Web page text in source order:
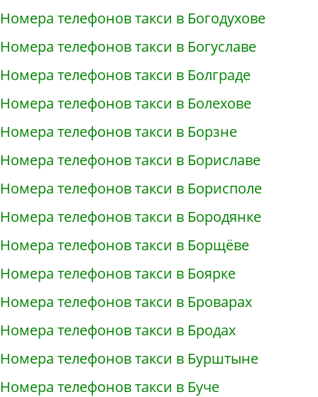
Номера телефонов такси в Богодухове
Номера телефонов такси в Богуславе
Номера телефонов такси в Болграде
Номера телефонов такси в Болехове
Номера телефонов такси в Борзне
Номера телефонов такси в Бориславе
Номера телефонов такси в Борисполе
Номера телефонов такси в Бородянке
Номера телефонов такси в Борщёве
Номера телефонов такси в Боярке
Номера телефонов такси в Броварах
Номера телефонов такси в Бродах
Номера телефонов такси в Бурштыне
Номера телефонов такси в Буче